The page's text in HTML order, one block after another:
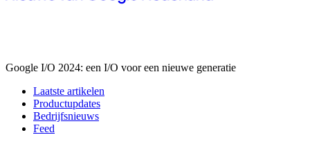
Google I/O 2024: een I/O voor een nieuwe generatie
Laatste artikelen
Productupdates
Bedrijfsnieuws
Feed